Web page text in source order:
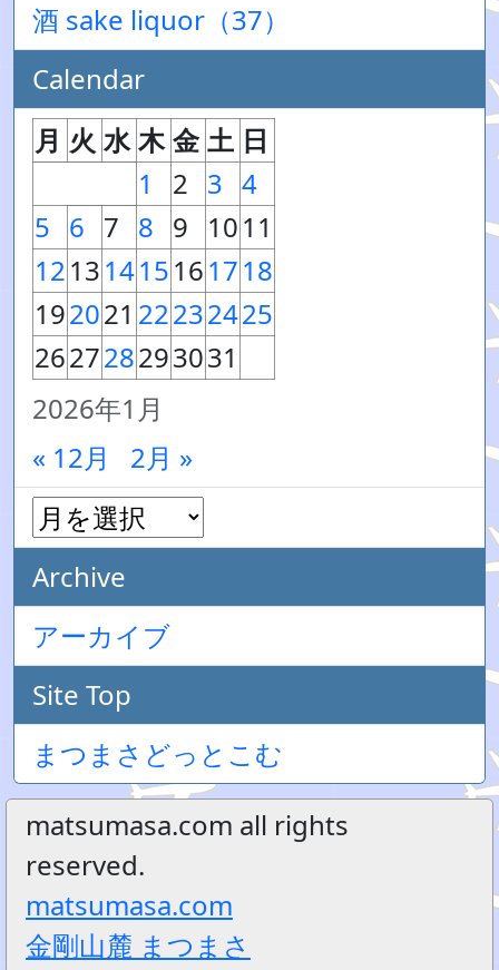
酒 sake liquor（37）
Calendar
2026年1月
月 火 水 木 金 土 日
1
2 3 4
5 6 7 8 9 1011
12131415161718
192021 22232425
262728293031
« 12月 2月 »
Archive
アーカイブ
Site Top
まつまさどっとこむ
matsumasa.com all rights
reserved.
matsumasa.com
金剛山麓 まつまさ